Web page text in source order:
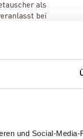
und Social-Media-
als
bei
°C gesunken
sowie
stellt
aktiven
Sicherheit und